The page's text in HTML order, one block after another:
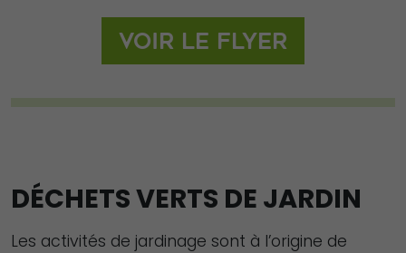
Voir le flyer
DÉCHETS VERTS DE JARDIN
Les activités de jardinage sont à l’origine de